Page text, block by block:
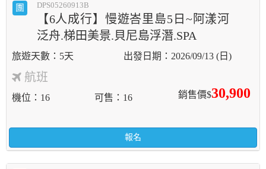
團 DPS05260913B
【6人成行】慢遊峇里島5日~阿漾河
泛舟.梯田美景.貝尼島浮潛.SPA
5天 2026/09/13 (日)
航班
銷售價$30,900
機位 16 可售 16
報名